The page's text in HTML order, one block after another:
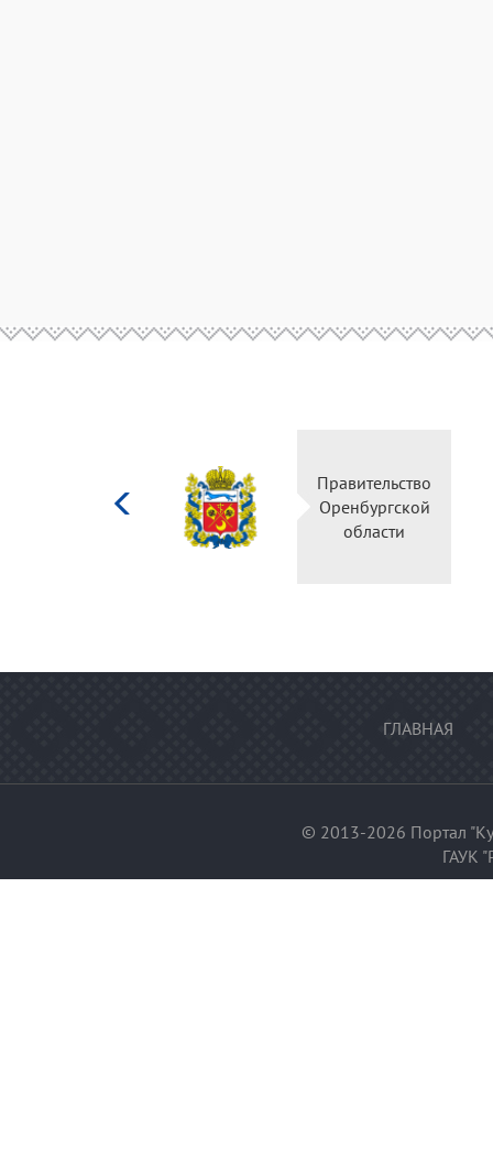
Правительство
Оренбургской
области
ГЛАВНАЯ
© 2013-2026 Портал
ГАУК